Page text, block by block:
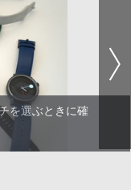
を選ぶときに確